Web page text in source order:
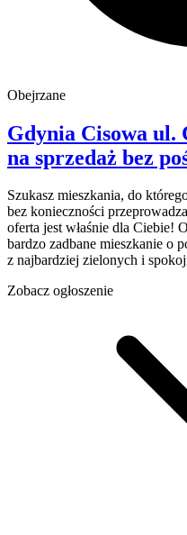
Obejrzane
Gdynia Cisowa ul.
na sprzedaż bez
Szukasz mieszkania, do
bez konieczności
oferta jest właśnie dla Ciebie!
bardzo zadbane mieszkanie o
z najbardziej zielonych i
Zobacz ogłoszenie